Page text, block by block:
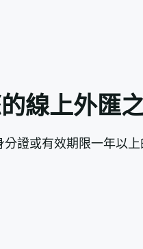
線上外匯
證或有效期限一年以